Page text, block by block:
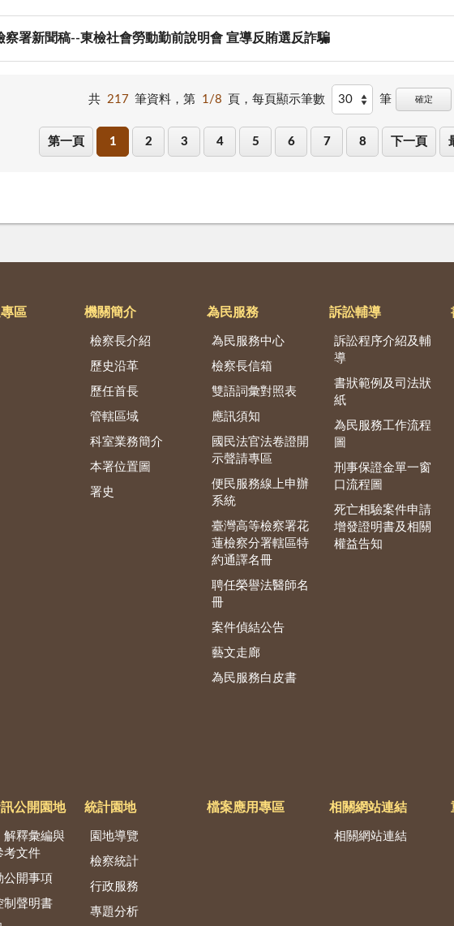
察署新聞稿--東檢社會勞動勤前說明會 宣導反賄選反詐騙
共 217 筆資料，第 1/8 頁，每頁顯示筆數 筆 確定
第一頁 1 2 3 4 5 6 7 8 下一頁
區 機關簡介
檢察長介紹
歷史沿革
歷任首長
管轄區域
科室業務簡介
本署位置圖
署史
為民服務
為民服務中心
檢察長信箱
雙語詞彙對照表
應訊須知
國民法官法卷證開
示聲請專區
便民服務線上申辦
系統
臺灣高等檢察署花
蓮檢察分署轄區特
約通譯名冊
聘任榮譽法醫師名
冊
案件偵結公告
藝文走廊
為民服務白皮書
訴訟輔導
訴訟程序介紹及輔
導
書狀範例及司法狀
紙
為民服務工作流程
圖
刑事保證金單一窗
口流程圖
死亡相驗案件申請
增發證明書及相關
權益告知
公開園地
解釋彙編與
考文件
公開事項
制聲明書
統計園地
園地導覽
檢察統計
行政服務
專題分析
檔案應用專區 相關網站連結
相關網站連結